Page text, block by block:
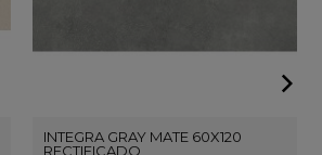
INTEGRA GRAY MATE 60X120
RECTIFICADO